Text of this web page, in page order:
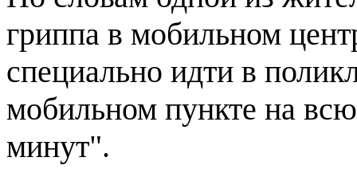
гриппа в мобильном
специально идти в
мобильном пункте на
минут".